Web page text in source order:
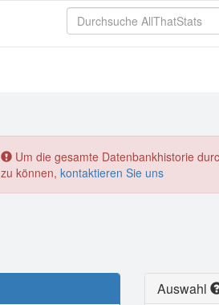
Um die gesamte Datenbankhistorie
zu können, kontaktieren Sie uns
Auswahl